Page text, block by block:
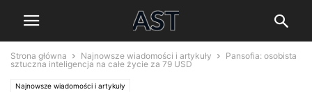
Strona główna Najnowsze wiadomości i artykuły
Pansofia: osobista
sztuczna inteligencja na całe życie za 79 USD
Najnowsze wiadomości i artykuły